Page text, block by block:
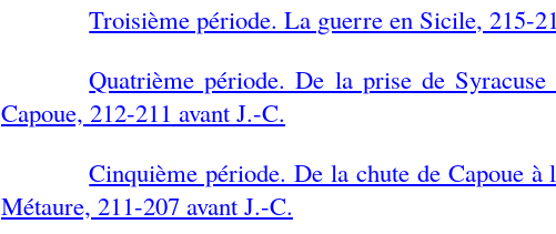
Troisième période. La guerre en Sicile, 215-
Quatrième période. De la prise de
Capoue, 212-211 avant J.-C.
Cinquième période. De la chute de Capoue à
Métaure, 211-207 avant J.-C.